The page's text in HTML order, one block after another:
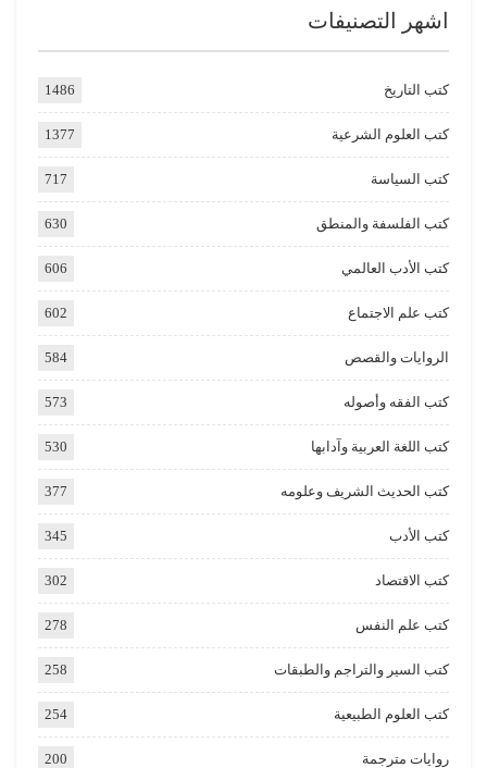
اشهر التصنيفات
كتب التاريخ 1486
كتب العلوم الشرعية 1377
كتب السياسة 717
كتب الفلسفة والمنطق 630
كتب الأدب العالمي 606
كتب علم الاجتماع 602
الروايات والقصص 584
كتب الفقه وأصوله 573
كتب اللغة العربية وآدابها 530
كتب الحديث الشريف وعلومه 377
كتب الأدب 345
كتب الاقتصاد 302
كتب علم النفس 278
كتب السير والتراجم والطبقات 258
كتب العلوم الطبيعية 254
روايات مترجمة 200